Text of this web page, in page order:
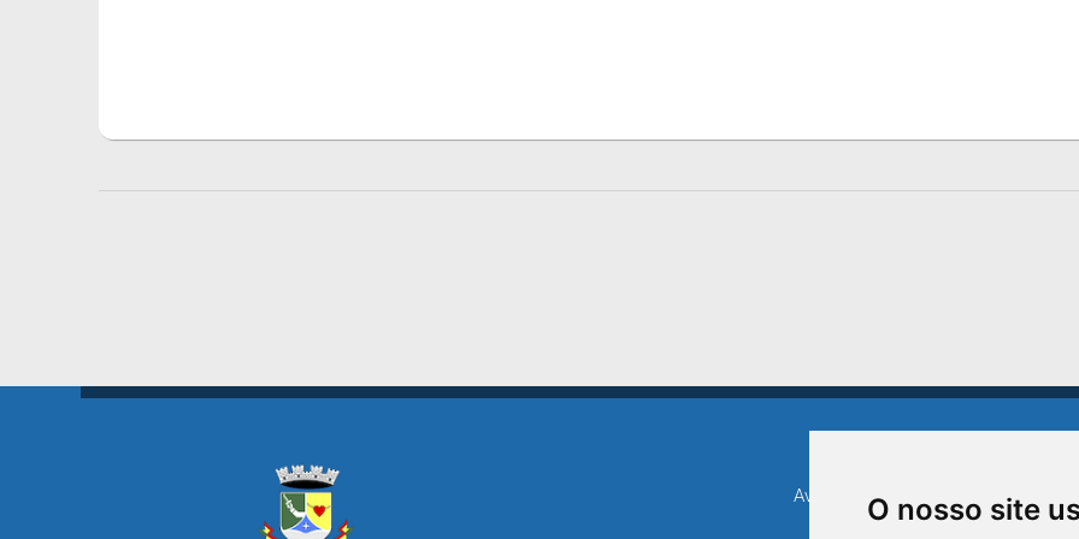
O nosso site
Avenida XV de Novembro, 15
Bairro Centro - Triunfo/RS